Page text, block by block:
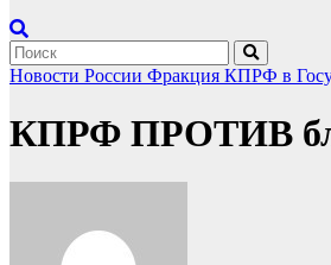
Новости России Фракция КПРФ в
КПРФ ПРОТИВ